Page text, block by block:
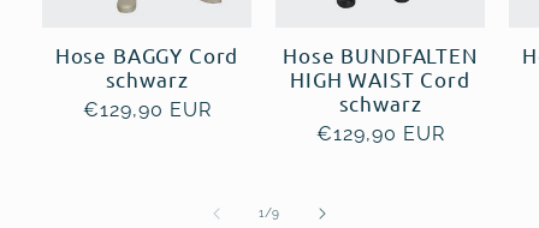
Hose BAGGY Cord
schwarz
Normaler
€129,90 EUR
Hose BUNDFALTEN
HIGH WAIST Cord
schwarz
Normaler
€129,90 EUR
1 /von
9